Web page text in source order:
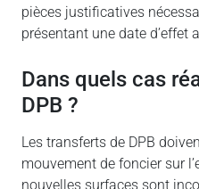
pièces justificatives
présentant une date d’effet
Dans quels cas
DPB ?
Les transferts de DPB
mouvement de foncier sur
nouvelles surfaces sont